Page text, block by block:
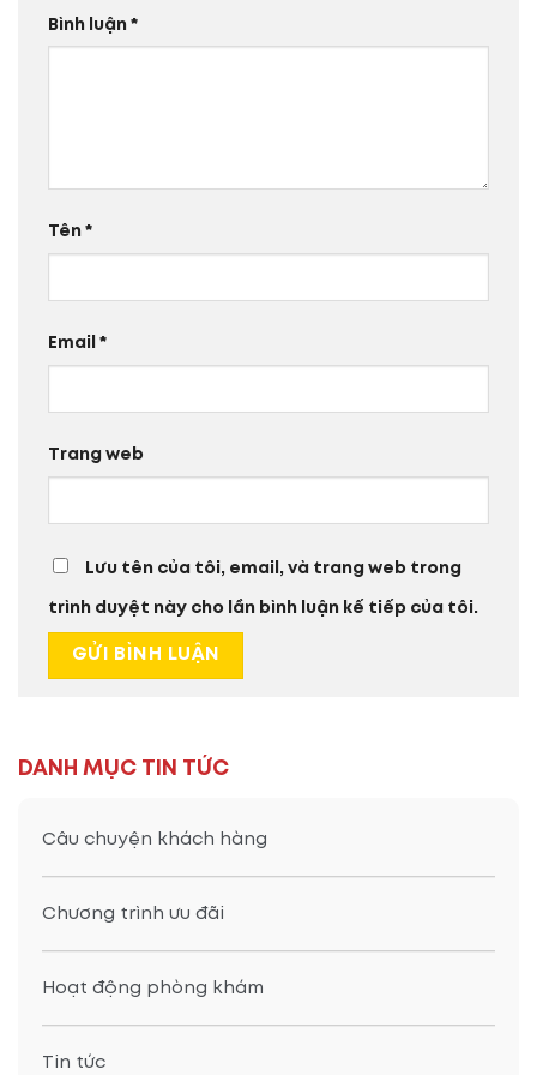
DANH MỤC TIN TỨC
Câu chuyện khách hàng
Chương trình ưu đãi
Hoạt động phòng khám
Tin tức
Bình luận *
Tên *
Email *
Trang web
Lưu tên của tôi, email, và trang web trong
trình duyệt này cho lần bình luận kế tiếp của tôi.